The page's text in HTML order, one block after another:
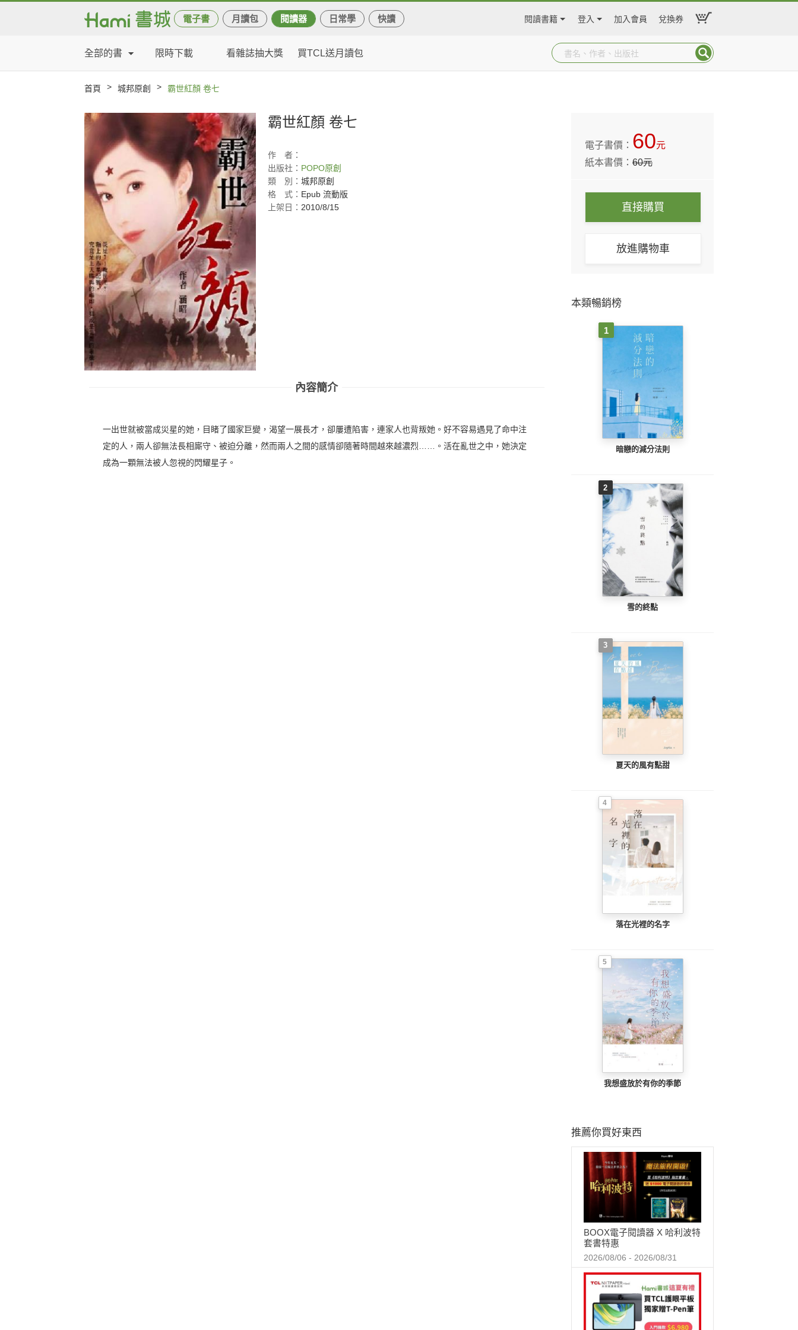
電子書 月讀包 閱讀器 日常學 快讀 閱讀書籍 登入 加入會員 兌換券
全部的書 限時下載 看雜誌抽大獎 買TCL送月讀包
首頁 > 城邦原創 > 霸世紅顏 卷七
霸世紅顏 卷七
作
者：
出版社： POPO原創
類
別： 城邦原創
格
式： Epub 流動版
上架日： 2010/8/15
內容簡介
一出世就被當成災星的她，目睹了國家巨變，渴望一展長才，卻屢遭陷害，連家人也背叛她。好不容易遇見了命中注
定的人，兩人卻無法長相廝守、被迫分離，然而兩人之間的感情卻隨著時間越來越濃烈……。活在亂世之中，她決定
成為一顆無法被人忽視的閃耀星子。
電子書價： 60元
紙本書價：60元
直接購買
放進購物車
本類暢銷榜
1
暗戀的減分法則
2
雪的終點
3
夏天的風有點甜
4
落在光裡的名字
5
我想盛放於有你的季節
推薦你買好東西
BOOX電子閱讀器 X 哈利波特
套書特惠
2026/08/06 - 2026/08/31